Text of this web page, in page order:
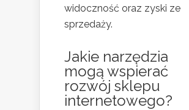
widoczność oraz zyski ze
sprzedaży.
Jakie narzędzia
mogą wspierać
rozwój sklepu
internetowego?